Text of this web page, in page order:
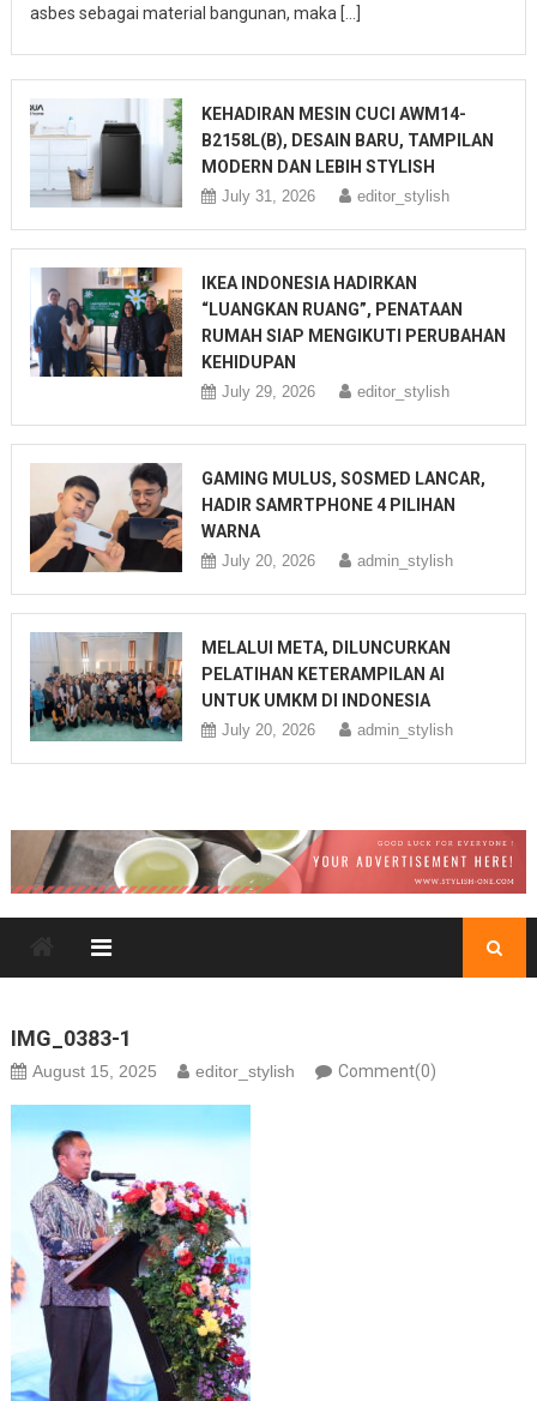
asbes sebagai material bangunan, maka […]
KEHADIRAN MESIN CUCI AWM14-
B2158L(B), DESAIN BARU, TAMPILAN
MODERN DAN LEBIH STYLISH
July 31, 2026 editor_stylish
IKEA INDONESIA HADIRKAN
“LUANGKAN RUANG”, PENATAAN
RUMAH SIAP MENGIKUTI PERUBAHAN
KEHIDUPAN
July 29, 2026 editor_stylish
GAMING MULUS, SOSMED LANCAR,
HADIR SAMRTPHONE 4 PILIHAN
WARNA
July 20, 2026 admin_stylish
MELALUI META, DILUNCURKAN
PELATIHAN KETERAMPILAN AI
UNTUK UMKM DI INDONESIA
July 20, 2026 admin_stylish
IMG_0383-1
August 15, 2025 editor_stylish Comment(0)